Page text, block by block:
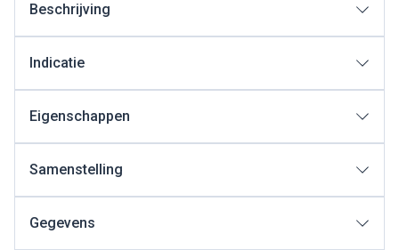
Beschrijving
Indicatie
Eigenschappen
Samenstelling
Gegevens